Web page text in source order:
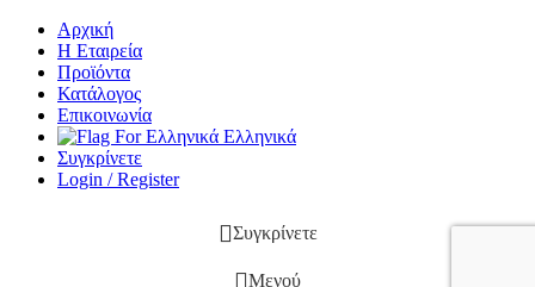
Αρχική
Η Εταιρεία
Προϊόντα
Κατάλογος
Επικοινωνία
Ελληνικά
Συγκρίνετε
Login / Register
Συγκρίνετε
Μενού